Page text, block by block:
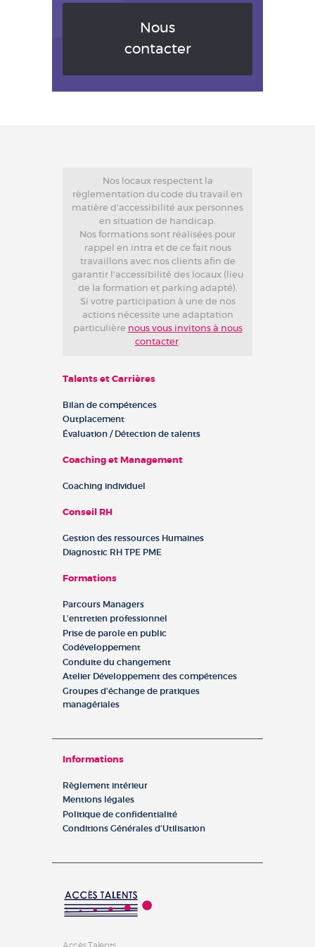
Nous
contacter
Nos locaux respectent la
règlementation du code du travail en
matière d'accessibilité aux personnes
en situation de handicap.
Nos formations sont réalisées pour
rappel en intra et de ce fait nous
travaillons avec nos clients afin de
garantir l'accessibilité des locaux (lieu
de la formation et parking adapté).
Si votre participation à une de nos
actions nécessite une adaptation
particulière nous vous invitons à nous
contacter.
Talents et Carrières
Bilan de compétences
Outplacement
Évaluation / Détection de talents
Coaching et Management
Coaching individuel
Conseil RH
Gestion des ressources Humaines
Diagnostic RH TPE PME
Formations
Parcours Managers
L’entretien professionnel
Prise de parole en public
Codéveloppement
Conduite du changement
Atelier Développement des compétences
Groupes d’échange de pratiques
managériales
Informations
Règlement intérieur
Mentions légales
Politique de confidentialité
Conditions Générales d’Utilisation